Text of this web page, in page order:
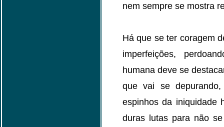
nem sempre se mostra
Há que se ter coragem
imperfeições,
humana deve se
que vai se
espinhos da iniquidade
duras lutas para não